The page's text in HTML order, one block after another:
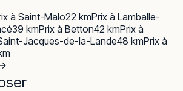
à Saint-Malo22 kmPrix à Lamballe-
39 kmPrix à Betton42 kmPrix à
Jacques-de-la-Lande48 kmPrix à